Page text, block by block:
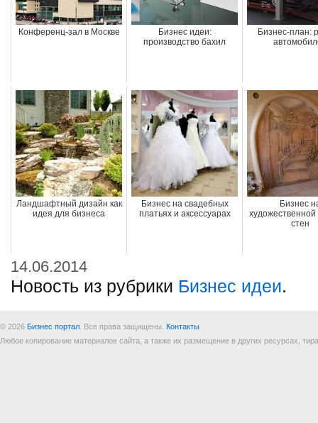
Конференц-зал в Москве
Бизнес идеи:
производство бахил
Бизнес-план:
Ландшафтный дизайн как
идея для бизнеса
Бизнес на свадебных
платьях и аксессуарах
Бизнес
художественной
стен
14.06.2014
Новость из рубрики Бизнес идеи.
© 2026 Бизнес портал . Все права защищены. Контакты
Любое копирование материалов сайта, а также их размещение в других ресурсах,